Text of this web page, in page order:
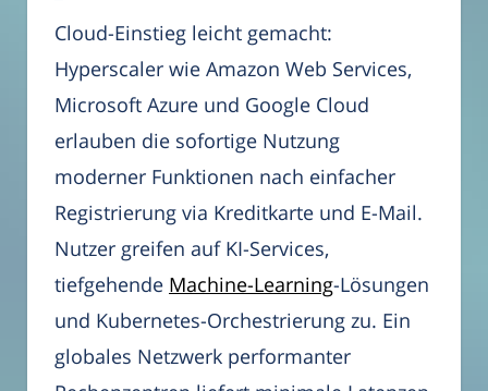
Cloud-Einstieg leicht gemacht:
Hyperscaler wie Amazon Web Services,
Microsoft Azure und Google Cloud
erlauben die sofortige Nutzung
moderner Funktionen nach einfacher
Registrierung via Kreditkarte und E-Mail.
Nutzer greifen auf KI-Services,
tiefgehende Machine-Learning-Lösungen
und Kubernetes-Orchestrierung zu. Ein
globales Netzwerk performanter